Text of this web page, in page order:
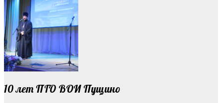
10 лет ПГО ВОИ Пущино